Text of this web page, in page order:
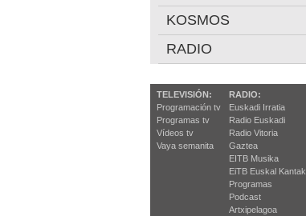
KOSMOS
RADIO
TELEVISIÓN:
Programación tv
Programas tv
Vídeos tv
Vaya semanita
RADIO:
Euskadi Irratia
Radio Euskadi
Radio Vitoria
Gaztea
EITB Musika
EiTB Euskal Kantak
Programas
Podcast
Artxipelagoa